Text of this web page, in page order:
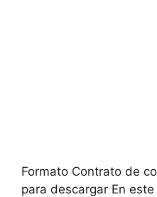
Formato Contrato de
para descargar En